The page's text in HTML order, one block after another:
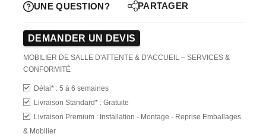
UNE QUESTION?
PARTAGER
DEMANDER UN DEVIS
MOBILIER DE SALLE D'ATTENTE & D'ACCUEIL – SERVICES &
CONFORMITÉ
Délai* : 5 à 6 semaines
Livraison Standard* : Gratuite
Livraison Premium : Installation - Montage - Reprise Emballages
& Mobilier